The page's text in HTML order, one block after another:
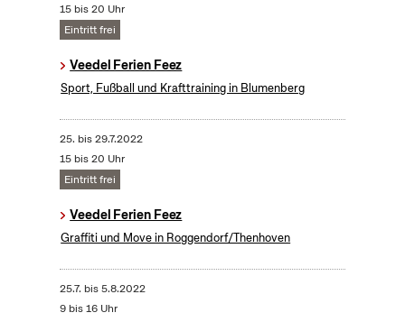
15 bis 20 Uhr
Eintritt frei
Veedel Ferien Feez
Sport, Fußball und Krafttraining in Blumenberg
25. bis29.7.2022
15 bis 20 Uhr
Eintritt frei
Veedel Ferien Feez
Graffiti und Move in Roggendorf/Thenhoven
25.7. bis5.8.2022
9 bis 16 Uhr